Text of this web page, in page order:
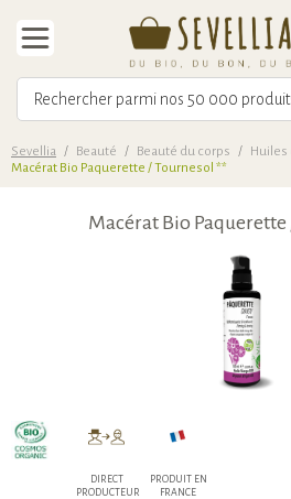
Sevellia / Beauté / Beauté du corps / Huiles
Macérat Bio Paquerette / Tournesol **
Macérat Bio
DIRECT
PRODUCTEUR
PRODUIT EN
FRANCE